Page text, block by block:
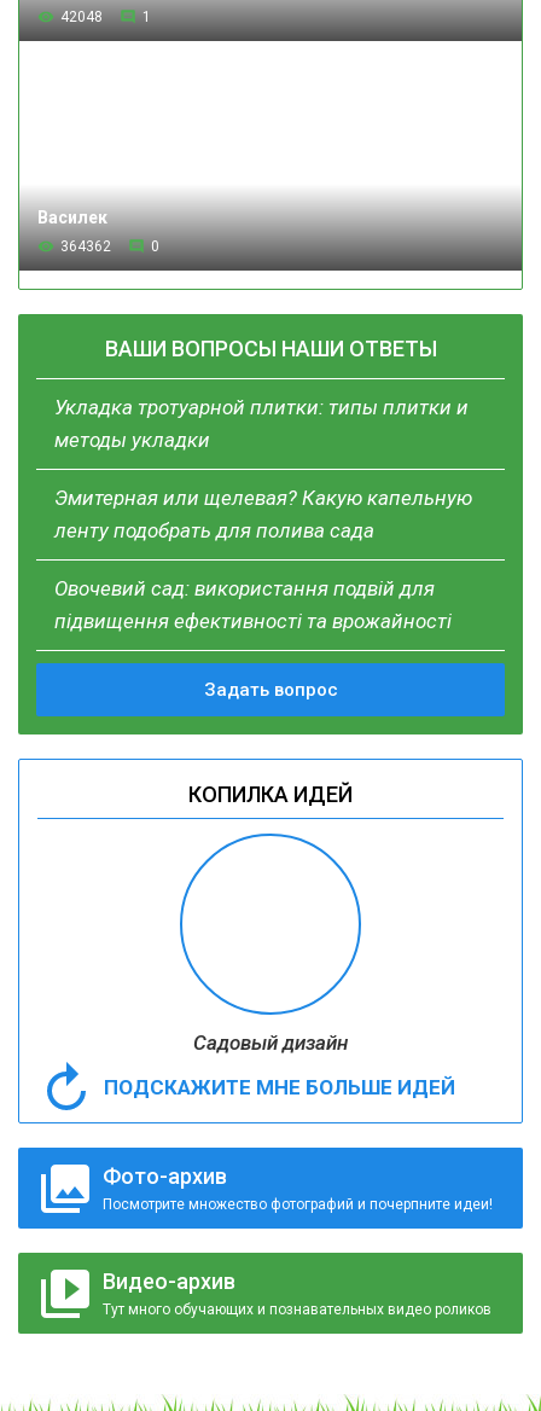
42048 1
Василек
364362 0
ВАШИ ВОПРОСЫ НАШИ ОТВЕТЫ
Укладка тротуарной плитки: типы плитки и
методы укладки
Эмитерная или щелевая? Какую капельную
ленту подобрать для полива сада
Овочевий сад: використання подвій для
підвищення ефективності та врожайності
Задать вопрос
КОПИЛКА ИДЕЙ
Садовый дизайн
ПОДСКАЖИТЕ МНЕ БОЛЬШЕ ИДЕЙ
Фото-архив
Посмотрите множество фотографий и почерпните идеи!
Видео-архив
Тут много обучающих и познавательных видео роликов